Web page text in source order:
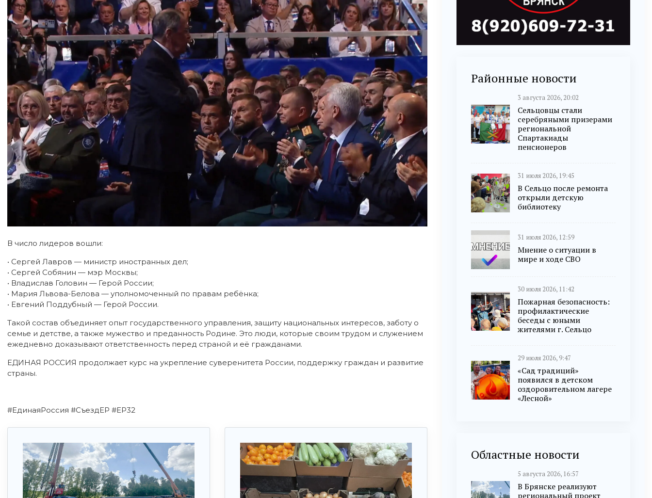
В число лидеров вошли:
• Сергей Лавров — министр иностранных дел;
• Сергей Собянин — мэр Москвы;
• Владислав Головин — Герой России;
• Мария Львова-Белова — уполномоченный по правам ребёнка;
• Евгений Поддубный — Герой России.
Такой состав объединяет опыт государственного управления, защиту национальных интересов, заботу о
семье и детстве, а также мужество и преданность Родине. Это люди, которые своим трудом и служением
ежедневно доказывают ответственность перед страной и её гражданами.
ЕДИНАЯ РОССИЯ продолжает курс на укрепление суверенитета России, поддержку граждан и развитие
страны.
#ЕдинаяРоссия #СъездЕР #ЕР32
Районные новости
3 августа 2026, 20:02
Сельцовцы стали
серебряными призерами
региональной
Спартакиады
пенсионеров
31 июля 2026, 19:45
В Сельцо после ремонта
открыли детскую
библиотеку
31 июля 2026, 12:59
Мнение о ситуации в
мире и ходе СВО
30 июля 2026, 11:42
Пожарная безопасность:
профилактические
беседы с юными
жителями г. Сельцо
29 июля 2026, 9:47
«Сад традиций»
появился в детском
оздоровительном лагере
«Лесной»
Областные новости
5 августа 2026, 16:57
В Брянске реализуют
региональный проект